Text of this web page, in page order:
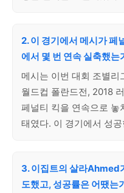
2. 이 경기에서 메시가 페
에서 몇 번 연속 실축했는
메시는 이번 대회 조별
월드컵 폴란드전, 2018
페널티 킥을 연속으로
태였다. 이 경기에서 성
3. 이집트의 살라Ahmed
도했고, 성공률은 어땠는